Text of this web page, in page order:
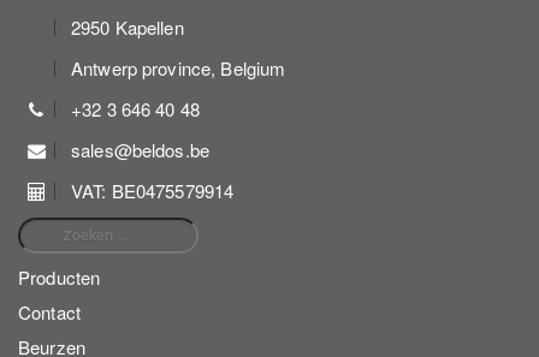
2950 Kapellen
Antwerp province, Belgium
+32 3 646 40 48
sales@beldos.be
VAT: BE0475579914
Zoeken naar:
Producten
Contact
Beurzen